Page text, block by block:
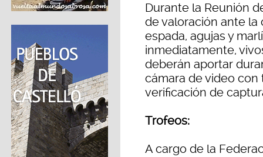
Durante la Reunión
de valoración ante la
espada, agujas y
inmediatamente,
deberán aportar
cámara de video con
verificación de
Trofeos:
A cargo de la